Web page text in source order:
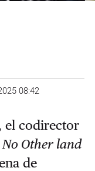
08:42
el codirector
No Other land
de